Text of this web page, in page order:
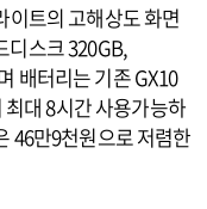
이트의 고해상도 화면
디스크 320GB,
배터리는 기존 GX10
대 8시간 사용가능하
46만9천원으로 저렴한